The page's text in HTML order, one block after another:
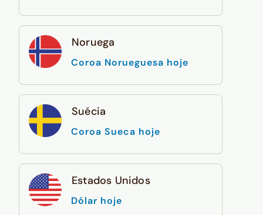
Noruega
Coroa Norueguesa hoje
Suécia
Coroa Sueca hoje
Estados Unidos
Dólar hoje